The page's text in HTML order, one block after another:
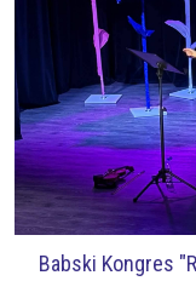
Babski Kongres